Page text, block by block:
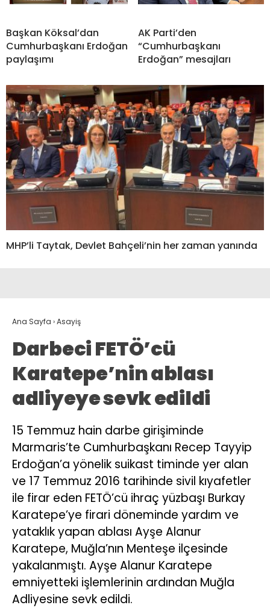
Başkan Köksal’dan
Cumhurbaşkanı Erdoğan
paylaşımı
AK Parti’den
“Cumhurbaşkanı
Erdoğan” mesajları
MHP’li Taytak, Devlet Bahçeli’nin her zaman yanında
Ana Sayfa ›Asayiş
Darbeci FETÖ’cü
Karatepe’nin ablası
adliyeye sevk edildi
15 Temmuz hain darbe girişiminde
Marmaris’te Cumhurbaşkanı Recep Tayyip
Erdoğan’a yönelik suikast timinde yer alan
ve 17 Temmuz 2016 tarihinde sivil kıyafetler
ile firar eden FETÖ’cü ihraç yüzbaşı Burkay
Karatepe’ye firari döneminde yardım ve
yataklık yapan ablası Ayşe Alanur
Karatepe, Muğla’nın Menteşe ilçesinde
yakalanmıştı. Ayşe Alanur Karatepe
emniyetteki işlemlerinin ardından Muğla
Adliyesine sevk edildi.